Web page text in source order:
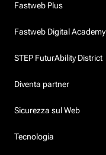
Fastweb Plus
Fastweb Digital Academy
STEP FuturAbility District
Diventa partner
Sicurezza sul Web
Tecnologia